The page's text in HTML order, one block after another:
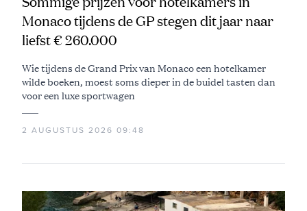
Monaco tijdens de GP stegen dit jaar naar
liefst € 260.000
Wie tijdens de Grand Prix van Monaco een hotelkamer
wilde boeken, moest soms dieper in de buidel tasten dan
voor een luxe sportwagen
2 AUGUSTUS 2026 09:48